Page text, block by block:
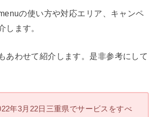
の使い方や対応エリア、キャンペ
します。
あわせて紹介します。是非参考にして
年3月22日三重県でサービスをすべ